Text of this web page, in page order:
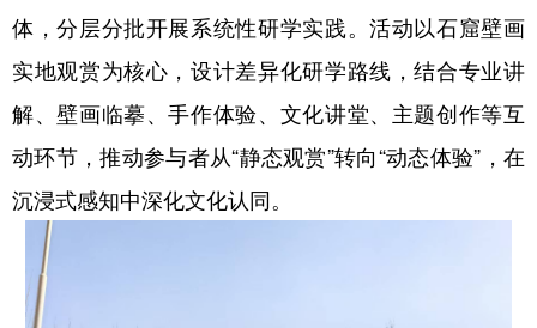
体，分层分批开展系统性研学实践。活动以石窟壁画
实地观赏为核心，设计差异化研学路线，结合专业讲
解、壁画临摹、手作体验、文化讲堂、主题创作等互
动环节，推动参与者从“静态观赏”转向“动态体验”，在
沉浸式感知中深化文化认同。